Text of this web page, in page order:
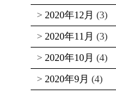
2020年12月 (3)
2020年11月 (3)
2020年10月 (4)
2020年9月 (4)